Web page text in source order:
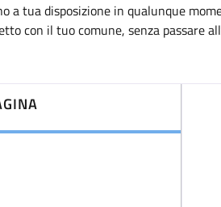
a tua disposizione in qualunque
con il tuo comune, senza passare